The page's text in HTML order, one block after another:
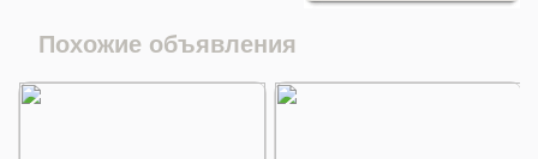
Похожие объявления